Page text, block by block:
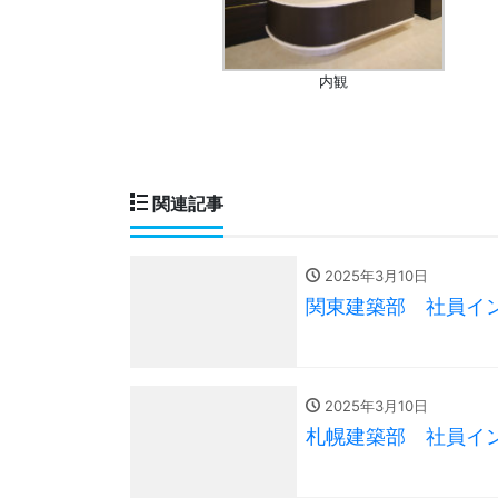
内観
関連記事
2025年3月10日
関東建築部 社員イ
2025年3月10日
札幌建築部 社員イ